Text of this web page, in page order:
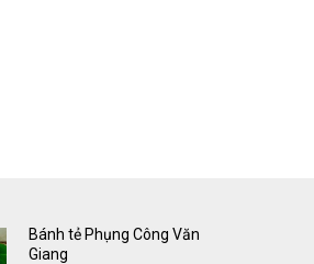
Bánh tẻ Phụng Công Văn
Giang